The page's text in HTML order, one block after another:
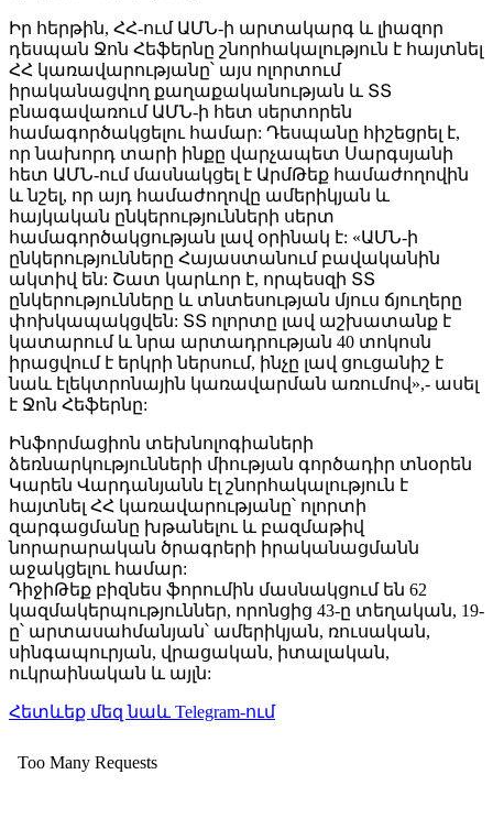
Իր հերթին, ՀՀ-ում ԱՄՆ-ի արտակարգ և լիազոր
դեսպան Ջոն Հեֆերնը շնորհակալություն է հայտնել
ՀՀ կառավարությանը՝ այս ոլորտում
իրականացվող քաղաքականության և ՏՏ
բնագավառում ԱՄՆ-ի հետ սերտորեն
համագործակցելու համար: Դեսպանը հիշեցրել է,
որ նախորդ տարի ինքը վարչապետ Սարգսյանի
հետ ԱՄՆ-ում մասնակցել է ԱրմԹեք համաժողովին
և նշել, որ այդ համաժողովը ամերիկյան և
հայկական ընկերությունների սերտ
համագործակցության լավ օրինակ է: «ԱՄՆ-ի
ընկերությունները Հայաստանում բավականին
ակտիվ են: Շատ կարևոր է, որպեսզի ՏՏ
ընկերությունները և տնտեսության մյուս ճյուղերը
փոխկապակցվեն: ՏՏ ոլորտը լավ աշխատանք է
կատարում և նրա արտադրության 40 տոկոսն
իրացվում է երկրի ներսում, ինչը լավ ցուցանիշ է
նաև էլեկտրոնային կառավարման առումով»,- ասել
է Ջոն Հեֆերնը:
Ինֆորմացիոն տեխնոլոգիաների
ձեռնարկությունների միության գործադիր տնօրեն
Կարեն Վարդանյանն էլ շնորհակալություն է
հայտնել ՀՀ կառավարությանը՝ ոլորտի
զարգացմանը խթանելու և բազմաթիվ
նորարարական ծրագրերի իրականացմանն
աջակցելու համար:
ԴիջիԹեք բիզնես ֆորումին մասնակցում են 62
կազմակերպություններ, որոնցից 43-ը տեղական, 19-
ը՝ արտասահմանյան՝ ամերիկյան, ռուսական,
սինգապուրյան, վրացական, իտալական,
ուկրաինական և այլն:
Հետևեք մեզ նաև Telegram-ում